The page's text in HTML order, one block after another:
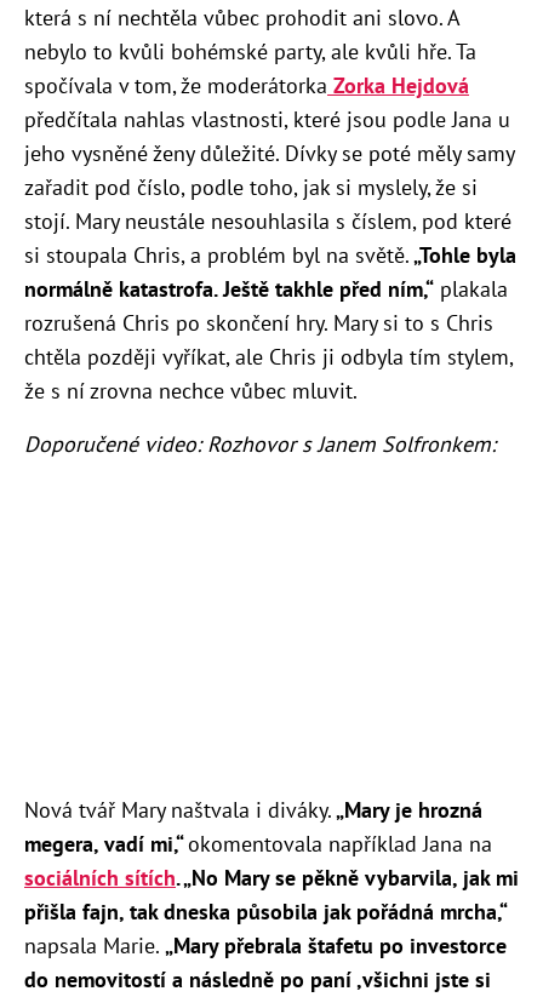
která s ní nechtěla vůbec prohodit ani slovo. A
nebylo to kvůli bohémské party, ale kvůli hře. Ta
spočívala v tom, že moderátorka Zorka Hejdová
předčítala nahlas vlastnosti, které jsou podle Jana u
jeho vysněné ženy důležité. Dívky se poté měly samy
zařadit pod číslo, podle toho, jak si myslely, že si
stojí. Mary neustále nesouhlasila s číslem, pod které
si stoupala Chris, a problém byl na světě.„Tohle byla
normálně katastrofa. Ještě takhle před ním,“ plakala
rozrušená Chris po skončení hry. Mary si to s Chris
chtěla později vyříkat, ale Chris ji odbyla tím stylem,
že s ní zrovna nechce vůbec mluvit.
Doporučené video: Rozhovor s Janem Solfronkem:
Nová tvář Mary naštvala i diváky.„Mary je hrozná
megera, vadí mi,“okomentovala například Jana na
sociálních sítích. „No Mary se pěkně vybarvila, jak mi
přišla fajn, tak dneska působila jak pořádná mrcha,“
napsala Marie. „Mary přebrala štafetu po investorce
do nemovitostí a následně po paní ,všichni jste si